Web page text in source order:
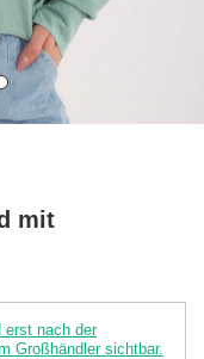
mit
erst nach der
Großhändler sichtbar.